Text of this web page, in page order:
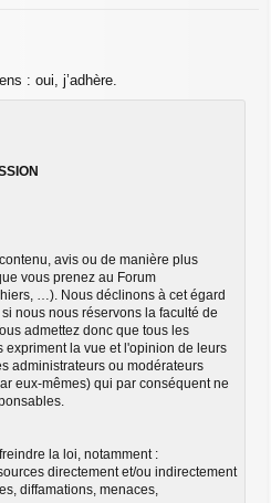
: oui, j’adhère.
avis ou de manière plus
vous prenez au Forum
…). Nous déclinons à cet égard
nous nous réservons la faculté de
admettez donc que tous les
expriment la vue et l'opinion de leurs
administrateurs ou modérateurs
eux-mêmes) qui par conséquent ne
la loi, notamment :
directement et/ou indirectement
diffamations, menaces,